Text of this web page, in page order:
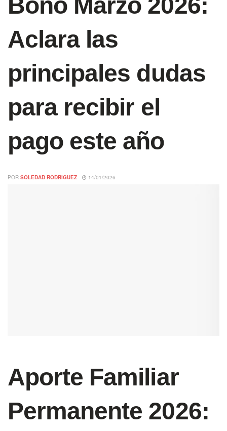
Bono Marzo 2026:
Aclara las
principales dudas
para recibir el
pago este año
POR SOLEDAD RODRIGUEZ 14/01/2026
Aporte Familiar
Permanente 2026: